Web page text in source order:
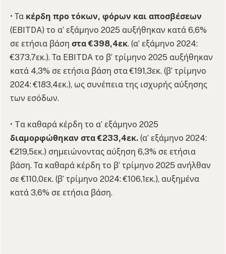
• Τα κέρδη προ τόκων, φόρων και αποσβέσεων
(EBITDA) το α’ εξάμηνο 2025 αυξήθηκαν κατά 6,6%
σε ετήσια βάση στα €398,4εκ. (α’ εξάμηνο 2024:
€373,7εκ.). Τα EBITDA το β’ τρίμηνο 2025 αυξήθηκαν
κατά 4,3% σε ετήσια βάση στα €191,3εκ. (β’ τρίμηνο
2024: €183,4εκ.), ως συνέπεια της ισχυρής αύξησης
των εσόδων.
• Tα καθαρά κέρδη το α’ εξάμηνο 2025
διαμορφώθηκαν στα €233,4εκ. (α’ εξάμηνο 2024:
€219,5εκ.) σημειώνοντας αύξηση 6,3% σε ετήσια
βάση. Τα καθαρά κέρδη το β’ τρίμηνο 2025 ανήλθαν
σε €110,0εκ. (β’ τρίμηνο 2024: €106,1εκ.), αυξημένα
κατά 3,6% σε ετήσια βάση.